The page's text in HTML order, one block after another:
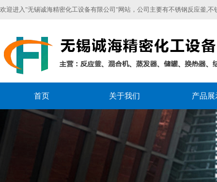
欢迎进入"无锡诚海精密化工设备有限公司"网站，公司主要有不锈钢反应釜,
首页 关于我们 产品展
聚合